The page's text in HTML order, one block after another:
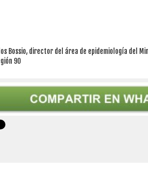
Bossio, director del área de epidemiología del
90